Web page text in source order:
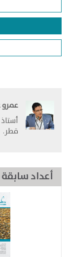
عمرو
قطر.
أعداد سابقة